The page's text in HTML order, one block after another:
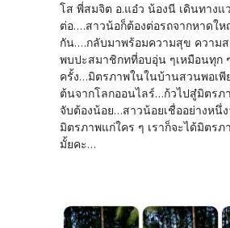
โส พี่สมจิต อ.แอ๋ว น้องนี เดินทางแ
ต่อ....สาวน้อก็ต้องต่อรถจากหาดใ
กัน....กลับมาพร้อมความสุข ความ
พบปะสมาชิกทที่อบอุ่น ๆเหมือนทุก
ครั้ง...มิตรภาพในในบ้านสวนพอเพี
ต้นจากโลกออนไลร์...ก้วไปสู๋มิตร
จับต้องน้อย...สาวน้อยเชื่ออย่างหนึ่
มิตรภาพแก่ใคร ๆ เราก็จะได้มิตรภ
มั้ยคะ...